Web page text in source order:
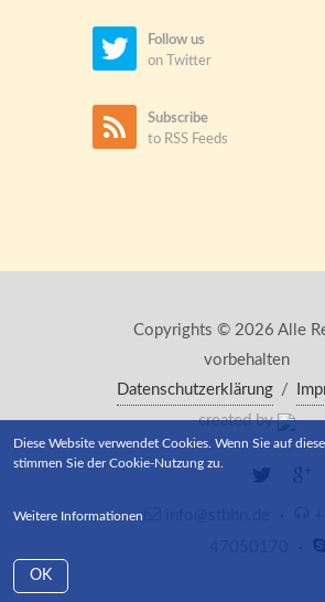
Diese Website verwendet Cookies. Wenn Sie auf
stimmen Sie der Cookie-Nutzung zu.
Weitere Informationen
OK
Follow us
on Twitter
Subscribe
to RSS Feeds
Copyrights © 2026 Alle
vorbehalten
Datenschutzerklärung /
created by
·
·